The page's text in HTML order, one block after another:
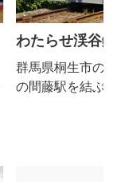
わたらせ渓谷
群馬県桐生市の
の間藤駅を結ぶ